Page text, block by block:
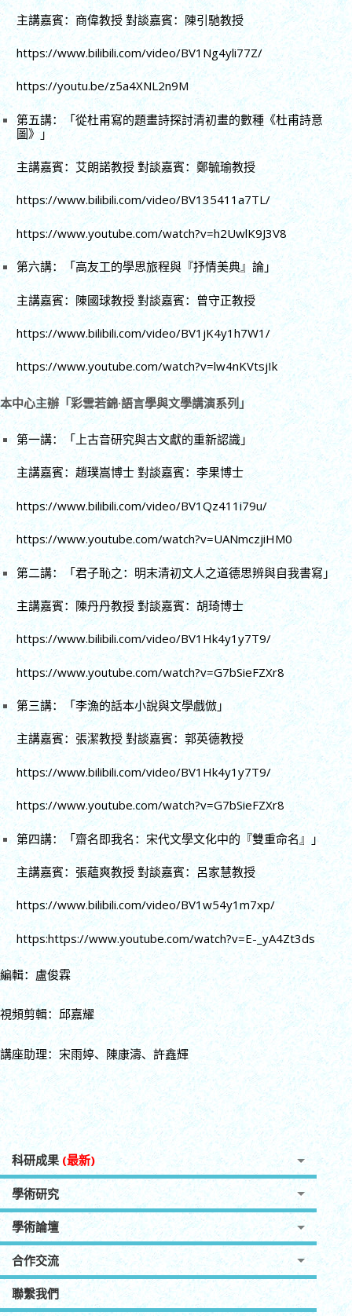
主講嘉賓：商偉教授 對談嘉賓：陳引馳教授
https://www.bilibili.com/video/BV1Ng4yli77Z/
https://youtu.be/z5a4XNL2n9M
第五講：「從杜甫寫的題畫詩探討清初畫的數種《杜甫詩意
圖》」
主講嘉賓：艾朗諾教授 對談嘉賓：鄭毓瑜教授
https://www.bilibili.com/video/BV135411a7TL/
https://www.youtube.com/watch?v=h2UwlK9J3V8
第六講：「高友工的學思旅程與『抒情美典』論」
主講嘉賓：陳國球教授 對談嘉賓：曾守正教授
https://www.bilibili.com/video/BV1jK4y1h7W1/
https://www.youtube.com/watch?v=lw4nKVtsjIk
本中心主辦「彩雲若錦·語言學與文學講演系列」
第一講：「上古音研究與古文獻的重新認識」
主講嘉賓：趙璞嵩博士 對談嘉賓：李果博士
https://www.bilibili.com/video/BV1Qz411i79u/
https://www.youtube.com/watch?v=UANmczjiHM0
第二講：「君子恥之：明末清初文人之道德思辨與自我書寫」
主講嘉賓：陳丹丹教授 對談嘉賓：胡琦博士
https://www.bilibili.com/video/BV1Hk4y1y7T9/
https://www.youtube.com/watch?v=G7bSieFZXr8
第三講：「李漁的話本小說與文學戲倣」
主講嘉賓：張潔教授 對談嘉賓：郭英德教授
https://www.bilibili.com/video/BV1Hk4y1y7T9/
https://www.youtube.com/watch?v=G7bSieFZXr8
第四講：「齋名即我名：宋代文學文化中的『雙重命名』」
主講嘉賓：張蘊爽教授 對談嘉賓：呂家慧教授
https://www.bilibili.com/video/BV1w54y1m7xp/
https:https://www.youtube.com/watch?v=E-_yA4Zt3ds
編輯：盧俊霖
視頻剪輯：邱嘉耀
講座助理：宋雨婷、陳康濤、許鑫輝
科研成果 (最新)
學術研究
學術論壇
合作交流
聯繫我們